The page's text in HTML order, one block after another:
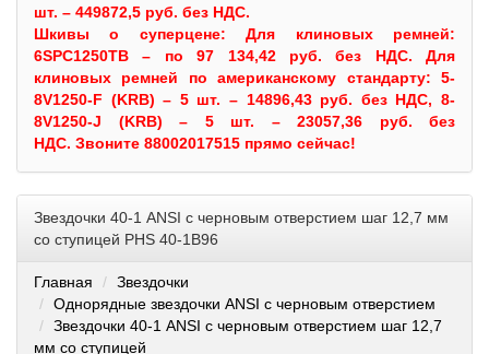
шт. – 449872,5 руб. без НДС.
Шкивыо суперцене:Для клиновых ремней:
6SPC1250TB – по 97 134,42 руб. без НДС. Для
клиновых ремней по американскому стандарту: 5-
8V1250-F (KRB) – 5 шт. – 14896,43 руб. без НДС, 8-
8V1250-J (KRB) – 5 шт. – 23057,36 руб. без
НДС. Звоните 88002017515 прямо сейчас!
Звездочки 40-1 ANSI с черновым отверстием шаг 12,7 мм
со ступицей PHS 40-1B96
Главная
Звездочки
Однорядные звездочки ANSI с черновым отверстием
Звездочки 40-1 ANSI с черновым отверстием шаг 12,7
мм со ступицей